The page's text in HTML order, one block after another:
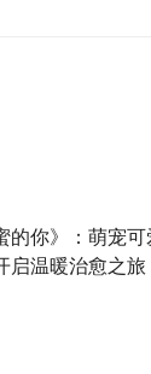
的你》：萌宠
启温暖治愈之旅